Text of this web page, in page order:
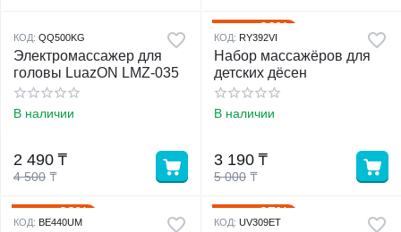
КОД: QQ500KG
Электромассажер для
головы LuazON LMZ-035
В наличии
4 500 ₸
2 490 ₸
36%
КОД: RY392VI
Набор массажёров для
детских дёсен
В наличии
5 000 ₸
3 190 ₸
28%
КОД: BE440UM
27%
КОД: UV309ET